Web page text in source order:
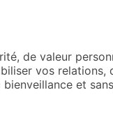
de valeur
vos
et